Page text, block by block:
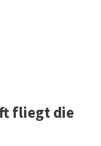
fliegt die